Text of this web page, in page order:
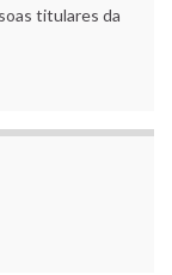
titulares da